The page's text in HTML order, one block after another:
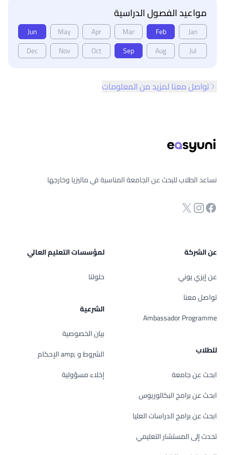
مواعيد الفصول الدراسية
Jan
Feb
Mar
Apr
May
Jun
Jul
Aug
Sep
Oct
Nov
Dec
تواصل معنا لمزيد من المعلومات
نساعد الطلاب للبحث عن الجامعة المناسبة في ماليزيا وخارجها
صفحة الفيسبوك
انستجرام
Twitter
عن الشركة
عن إيزي يوني
تواصل معنا
Ambassador Programme
للطلاب
ابحث عن جامعة
ابحث عن برامج البكالوريوس
ابحث عن برامج الدراسات العليا
تحدث إلى المستشار التعليمي
لمؤسسات التعليم العالي
حلولنا
الشرعية
بيان الخصوصية
الشروط و ;amp الإحكام
إخلاء مسؤولية